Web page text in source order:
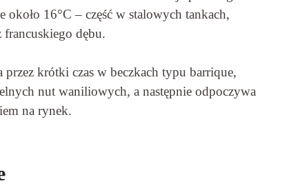
około 16°C – część w stalowych tankach,
francuskiego dębu.
krótki czas w beczkach typu barrique,
nut waniliowych, a następnie odpoczywa
na rynek.